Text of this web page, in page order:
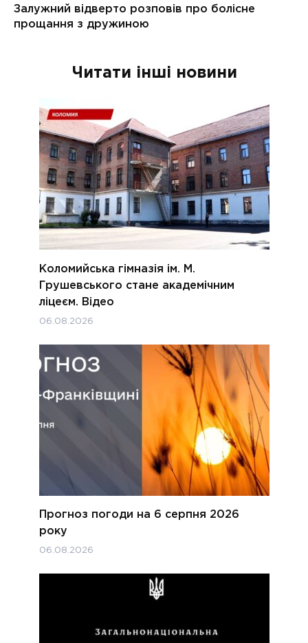
Читати інші новини
Коломийська гімназія ім. М.
Грушевського стане академічним
ліцеєм. Відео
06.08.2026
Прогноз погоди на 6 серпня 2026
року
06.08.2026